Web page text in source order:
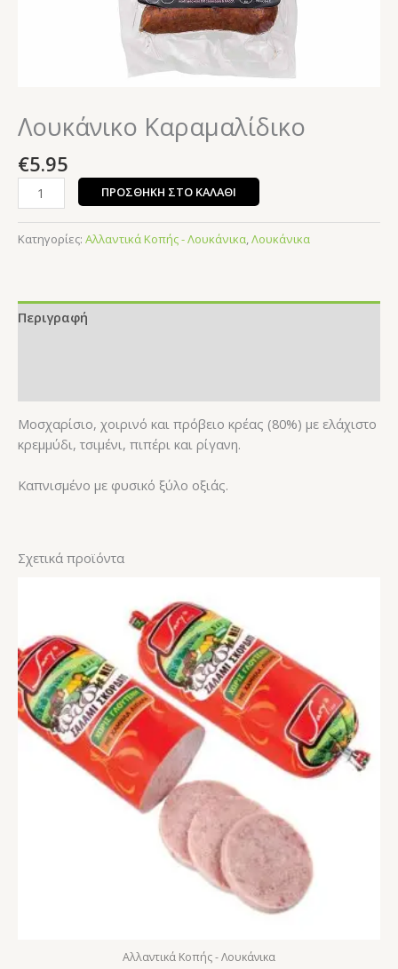
Λουκάνικο Καραμαλίδικο
€5.95
ΠΡΟΣΘΉΚΗ ΣΤΟ ΚΑΛΆΘΙ
Κατηγορίες: Αλλαντικά Κοπής - Λουκάνικα Λουκάνικα
Περιγραφή
Μοσχαρίσιο, χοιρινό και πρόβειο κρέας (80%) με ελάχιστο
κρεμμύδι, τσιμένι, πιπέρι και ρίγανη.
Καπνισμένο με φυσικό ξύλο οξιάς.
Σχετικά προϊόντα
Αλλαντικά Κοπής - Λουκάνικα